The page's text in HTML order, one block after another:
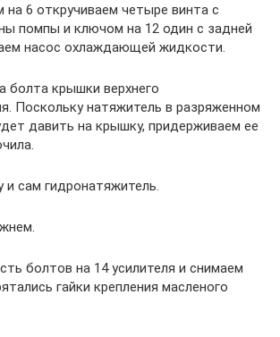
на 6 откручиваем четыре винта с
помпы и ключом на 12 один с задней
насос охлаждающей жидкости.
болта крышки верхнего
Поскольку натяжитель в разряженном
давить на крышку, придерживаем ее
сам гидронатяжитель.
болтов на 14 усилителя и снимаем
гайки крепления масленого